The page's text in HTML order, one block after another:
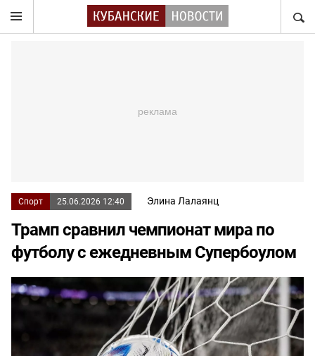
Спорт 25.06.2026 12:40 Элина Лалаянц
Трамп сравнил чемпионат мира по
футболу с ежедневным Супербоулом